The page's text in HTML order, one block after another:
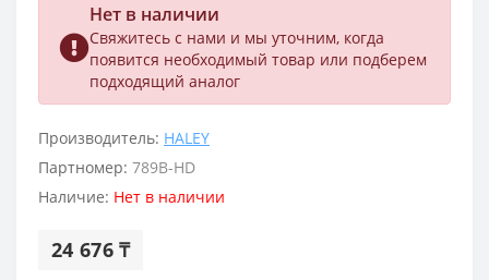
Нет в наличии
Свяжитесь с нами и мы уточним, когда
появится необходимый товар или подберем
подходящий аналог
Производитель: HALEY
Партномер: 789B-HD
Наличие: Нет в наличии
24 676 ₸